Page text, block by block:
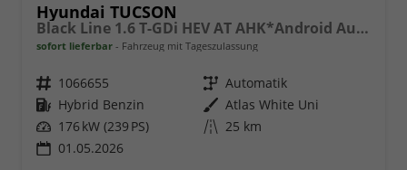
Hyundai TUCSON
Black Line 1.6 T-GDi HEV AT AHK*Android Auto*Navi*SHZ*Kamera*2Z Klimaauto*
sofort lieferbar Fahrzeug mit Tageszulassung
Fahrzeugnr. 1066655 Getriebe Automatik
Kraftstoff Hybrid Benzin Außenfarbe Atlas White Uni
Leistung 176 kW (239 PS) Kilometerstand 25 km
01.05.2026